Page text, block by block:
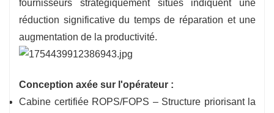
fournisseurs stratégiquement situés indiquent une
réduction significative du temps de réparation et une
augmentation de la productivité.
Conception axée sur l'opérateur :
Cabine certifiée ROPS/FOPS – Structure priorisant la